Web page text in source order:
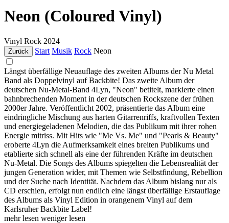
Neon (Coloured Vinyl)
Vinyl Rock 2024
Zurück Start Musik Rock Neon
Längst überfällige Neuauflage des zweiten Albums der Nu Metal
Band als Doppelvinyl auf Backbite! Das zweite Album der
deutschen Nu-Metal-Band 4Lyn, "Neon" betitelt, markierte einen
bahnbrechenden Moment in der deutschen Rockszene der frühen
2000er Jahre. Veröffentlicht 2002, präsentierte das Album eine
eindringliche Mischung aus harten Gitarrenriffs, kraftvollen Texten
und energiegeladenen Melodien, die das Publikum mit ihrer rohen
Energie mitriss. Mit Hits wie "Me Vs. Me" und "Pearls & Beauty"
eroberte 4Lyn die Aufmerksamkeit eines breiten Publikums und
etablierte sich schnell als eine der führenden Kräfte im deutschen
Nu-Metal. Die Songs des Albums spiegelten die Lebensrealität der
jungen Generation wider, mit Themen wie Selbstfindung, Rebellion
und der Suche nach Identität. Nachdem das Album bislang nur als
CD erschien, erfolgt nun endlich eine längst überfällige Erstauflage
des Albums als Vinyl Edition in orangenem Vinyl auf dem
Karlsruher Backbite Label!
mehr lesen weniger lesen